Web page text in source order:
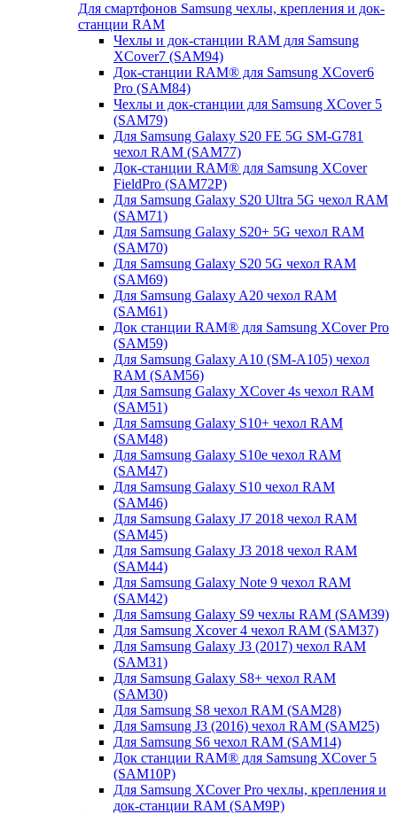
Для смартфонов Samsung чехлы, крепления и док-
станции RAM
Чехлы и док-станции RAM для Samsung
XCover7 (SAM94)
Док-станции RAM® для Samsung XCover6
Pro (SAM84)
Чехлы и док-станции для Samsung XCover 5
(SAM79)
Для Samsung Galaxy S20 FE 5G SM-G781
чехол RAM (SAM77)
Док-станции RAM® для Samsung XCover
FieldPro (SAM72P)
Для Samsung Galaxy S20 Ultra 5G чехол RAM
(SAM71)
Для Samsung Galaxy S20+ 5G чехол RAM
(SAM70)
Для Samsung Galaxy S20 5G чехол RAM
(SAM69)
Для Samsung Galaxy A20 чехол RAM
(SAM61)
Док станции RAM® для Samsung XCover Pro
(SAM59)
Для Samsung Galaxy A10 (SM-A105) чехол
RAM (SAM56)
Для Samsung Galaxy XCover 4s чехол RAM
(SAM51)
Для Samsung Galaxy S10+ чехол RAM
(SAM48)
Для Samsung Galaxy S10e чехол RAM
(SAM47)
Для Samsung Galaxy S10 чехол RAM
(SAM46)
Для Samsung Galaxy J7 2018 чехол RAM
(SAM45)
Для Samsung Galaxy J3 2018 чехол RAM
(SAM44)
Для Samsung Galaxy Note 9 чехол RAM
(SAM42)
Для Samsung Galaxy S9 чехлы RAM (SAM39)
Для Samsung Xcover 4 чехол RAM (SAM37)
Для Samsung Galaxy J3 (2017) чехол RAM
(SAM31)
Для Samsung Galaxy S8+ чехол RAM
(SAM30)
Для Samsung S8 чехол RAM (SAM28)
Для Samsung J3 (2016) чехол RAM (SAM25)
Для Samsung S6 чехол RAM (SAM14)
Док станции RAM® для Samsung XCover 5
(SAM10P)
Для Samsung XCover Pro чехлы, крепления и
док-станции RAM (SAM9P)